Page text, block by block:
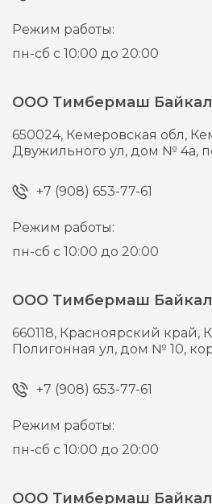
Режим работы:
пн-сб с 10:00 до 20:00
ООО Тимбермаш Байкал
650024, Кемеровская обл,
Двужильного ул, дом № 4а,
+7 (908) 653-77-61
Режим работы:
пн-сб с 10:00 до 20:00
ООО Тимбермаш Байкал
660118, Красноярский край,
Полигонная ул, дом № 10,
+7 (908) 653-77-61
Режим работы:
пн-сб с 10:00 до 20:00
ООО Тимбермаш Байкал